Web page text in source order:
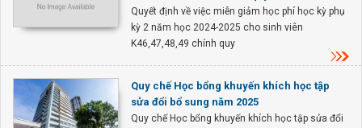
Quyết định về việc miễn giảm học phí học kỳ phụ
kỳ 2 năm học 2024-2025 cho sinh viên
K46,47,48,49 chính quy
Quy chế Học bổng khuyến khích học tập
sửa đổi bổ sung năm 2025
Quy chế Học bổng khuyến khích học tập sửa đổi